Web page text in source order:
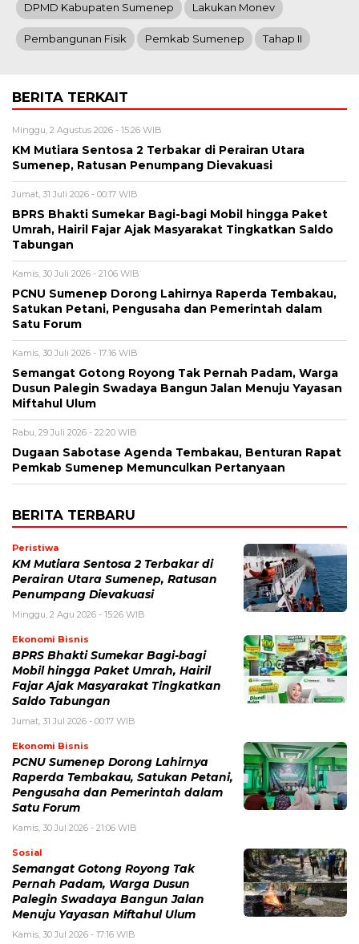
DPMD Kabupaten Sumenep Lakukan Monev
Pembangunan Fisik Pemkab Sumenep Tahap II
BERITA TERKAIT
Minggu, 2 Agustus 2026 - 15:26 WIB
KM Mutiara Sentosa 2 Terbakar di Perairan Utara
Sumenep, Ratusan Penumpang Dievakuasi
Jumat, 31 Juli 2026 - 00:17 WIB
BPRS Bhakti Sumekar Bagi-bagi Mobil hingga Paket
Umrah, Hairil Fajar Ajak Masyarakat Tingkatkan Saldo
Tabungan
Kamis, 30 Juli 2026 - 21:06 WIB
PCNU Sumenep Dorong Lahirnya Raperda Tembakau,
Satukan Petani, Pengusaha dan Pemerintah dalam
Satu Forum
Kamis, 30 Juli 2026 - 17:16 WIB
Semangat Gotong Royong Tak Pernah Padam, Warga
Dusun Palegin Swadaya Bangun Jalan Menuju Yayasan
Miftahul Ulum
Rabu, 29 Juli 2026 - 22:20 WIB
Dugaan Sabotase Agenda Tembakau, Benturan Rapat
Pemkab Sumenep Memunculkan Pertanyaan
BERITA TERBARU
Peristiwa
KM Mutiara Sentosa 2 Terbakar di
Perairan Utara Sumenep, Ratusan
Penumpang Dievakuasi
Minggu, 2 Agu 2026 - 15:26 WIB
Ekonomi Bisnis
BPRS Bhakti Sumekar Bagi-bagi
Mobil hingga Paket Umrah, Hairil
Fajar Ajak Masyarakat Tingkatkan
Saldo Tabungan
Jumat, 31 Jul 2026 - 00:17 WIB
Ekonomi Bisnis
PCNU Sumenep Dorong Lahirnya
Raperda Tembakau, Satukan Petani,
Pengusaha dan Pemerintah dalam
Satu Forum
Kamis, 30 Jul 2026 - 21:06 WIB
Sosial
Semangat Gotong Royong Tak
Pernah Padam, Warga Dusun
Palegin Swadaya Bangun Jalan
Menuju Yayasan Miftahul Ulum
Kamis, 30 Jul 2026 - 17:16 WIB